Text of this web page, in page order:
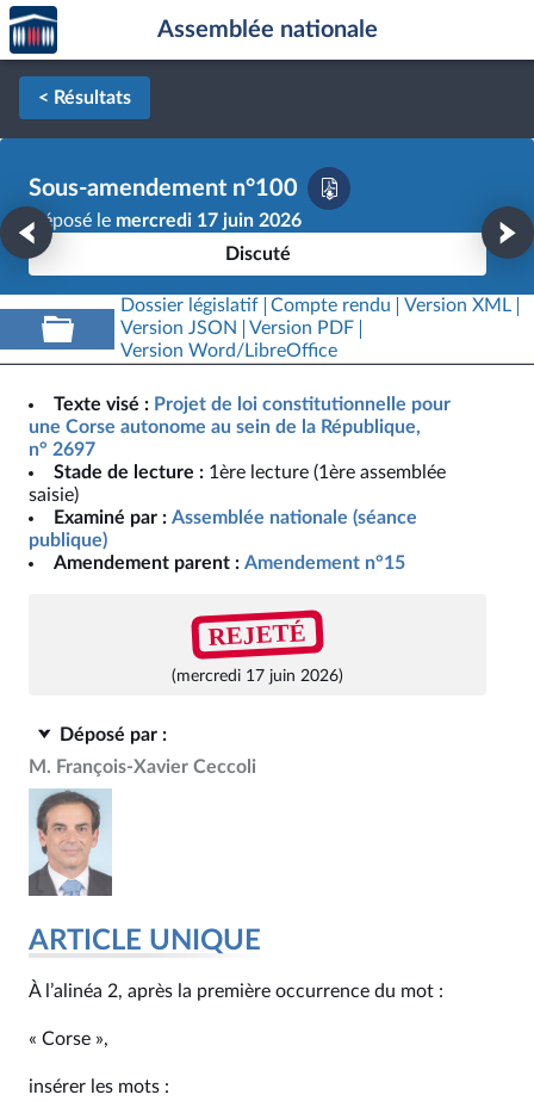
Aller au contenu
Aller en bas de la page
Accèder
à la
page
d'accueil
Assemblée nationale
< Résultats
Sous-amendement n°100
Déposé le mercredi 17 juin 2026
Discuté
Dossier législatif Compte rendu
Version XML
Version JSON
Version PDF
Version Word/LibreOffice
Texte visé : Projet de loi constitutionnelle pour
une Corse autonome au sein de la République,
n° 2697
Stade de lecture : 1ère lecture (1ère assemblée
saisie)
Examiné par : Assemblée nationale (séance
publique)
Amendement parent : Amendement n°15
REJETÉ
(mercredi 17 juin 2026)
Déposé par :
M. François-Xavier Ceccoli
ARTICLE UNIQUE
À l’alinéa 2, après la première occurrence du mot :
« Corse »,
insérer les mots :